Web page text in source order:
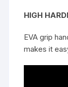
HIGH
EVA grip
makes it